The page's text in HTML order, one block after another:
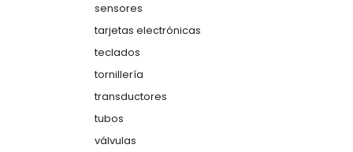
sensores
tarjetas electrónicas
teclados
tornillería
transductores
tubos
válvulas